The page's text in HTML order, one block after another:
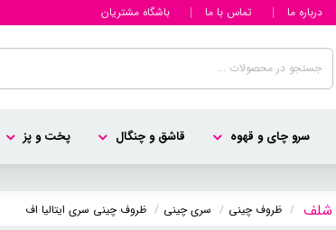
درباره ما تماس با ما باشگاه مشتریان
سرو چای و قهوه قاشق و چنگال پخت و پز
ظروف چینی سری چینی ظروف چینی سری ایتالیا اف